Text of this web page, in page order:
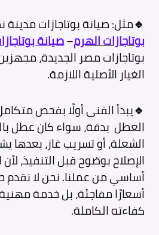
🔹مثل: صيانة بوتاجازات مدينة
بوتاجازات الهرم–صيانة
بوتاجازات مصر الجديدة،
الغيار الأصلية اللازمة.
🔹يبدأ الفنى أولًا بفحص
العطل بدقة، سواء كان عطل
الشعلة، أو تسريب غاز، بعدها
الإصلاح بوضوح قبل التنفيذ،
أساسي من عملنا. نحن لا نقدم
أسعارًا مفاجئة، بل خدمة مهنية
كفاءته الكاملة.